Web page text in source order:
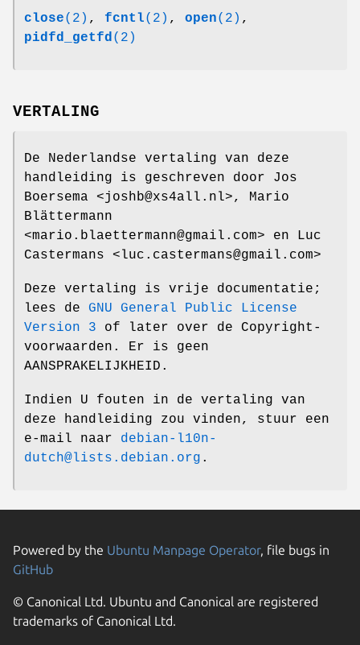
close(2) , fcntl(2) , open(2) ,
pidfd_getfd (2)
VERTALING
De Nederlandse vertaling van deze
handleiding is geschreven door Jos
Boersema <joshb@xs4all.nl>, Mario
Blättermann
<mario.blaettermann@gmail.com> en Luc
Castermans <luc.castermans@gmail.com>
Deze vertaling is vrije documentatie;
lees de GNU General Public License
Version 3 of later over de Copyright-
voorwaarden. Er is geen
AANSPRAKELIJKHEID.
Indien U fouten in de vertaling van
deze handleiding zou vinden, stuur een
e-mail naar debian-l10n-
dutch@lists.debian.org .
Powered by the Ubuntu Manpage Operator, file bugs in
GitHub
© Canonical Ltd. Ubuntu and Canonical are registered
trademarks of Canonical Ltd.